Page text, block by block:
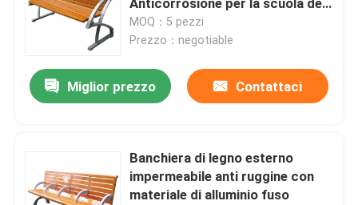
campus
MOQ：5 pezzi
Prezzo：negotiable
Miglior prezzo Contattaci
Banchiera di legno esterno
impermeabile anti ruggine con
materiale di alluminio fuso